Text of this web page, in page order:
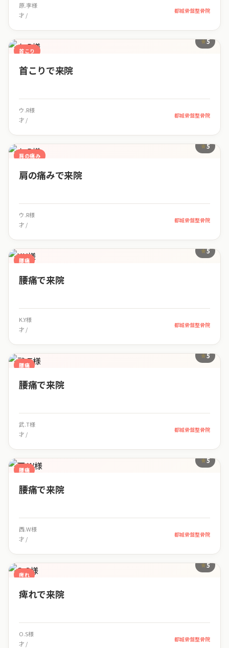
原.李様
才 /
都城骨盤整骨院
首こり
5
首こりで来院
ウ.R様
才 /
都城骨盤整骨院
肩の痛み
5
肩の痛みで来院
ウ.R様
才 /
都城骨盤整骨院
腰痛
5
腰痛で来院
K.Y様
才 /
都城骨盤整骨院
腰痛
5
腰痛で来院
武.T様
才 /
都城骨盤整骨院
腰痛
5
腰痛で来院
西.W様
才 /
都城骨盤整骨院
痺れ
5
痺れで来院
O.S様
才 /
都城骨盤整骨院